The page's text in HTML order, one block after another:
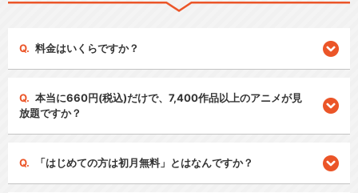
料金はいくらですか？
本当に660円(税込)だけで、7,400作品以上のアニメが見
放題ですか？
「はじめての方は初月無料」とはなんですか？